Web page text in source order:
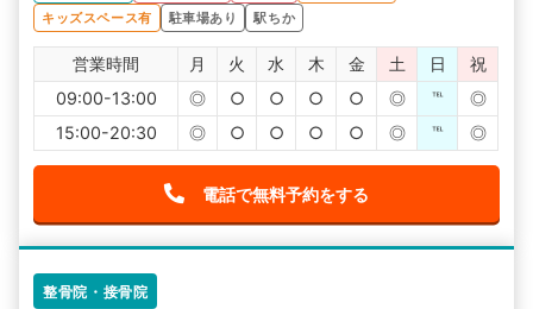
キッズスペース有
駐車場あり 駅ちか
営業時間 月 火 水 木 金 土 日
祝
09:00-13:00
◎ ○ ○ ○ ○ ◎ ℡
◎
15:00-20:30
◎ ○ ○ ○ ○ ◎ ℡ ◎
電話で無料予約をする
整骨院・接骨院